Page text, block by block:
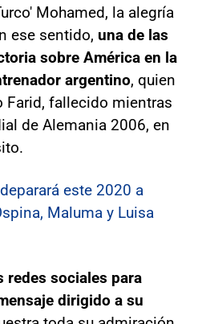
Mohamed, la alegría
ese sentido, una de las
sobre América en la
argentino, quien
Farid, fallecido mientras
de Alemania 2006, en
este 2020 a
Maluma y Luisa
redes sociales para
dirigido a su